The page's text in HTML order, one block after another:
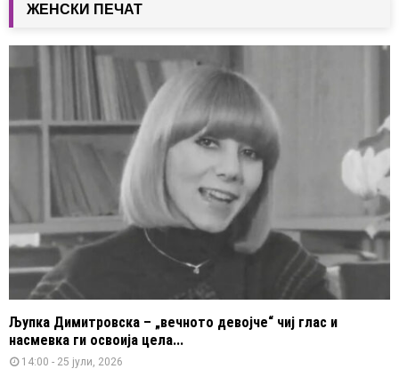
ЖЕНСКИ ПЕЧАТ
Љупка Димитровска – „вечното девојче“ чиј глас и
насмевка ги освоија цела...
14:00 - 25 јули, 2026